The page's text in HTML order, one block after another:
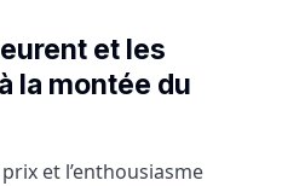
et les
la montée du
et l’enthousiasme